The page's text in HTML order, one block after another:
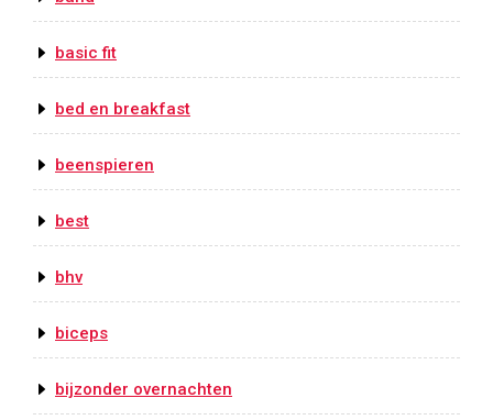
basic fit
bed en breakfast
beenspieren
best
bhv
biceps
bijzonder overnachten